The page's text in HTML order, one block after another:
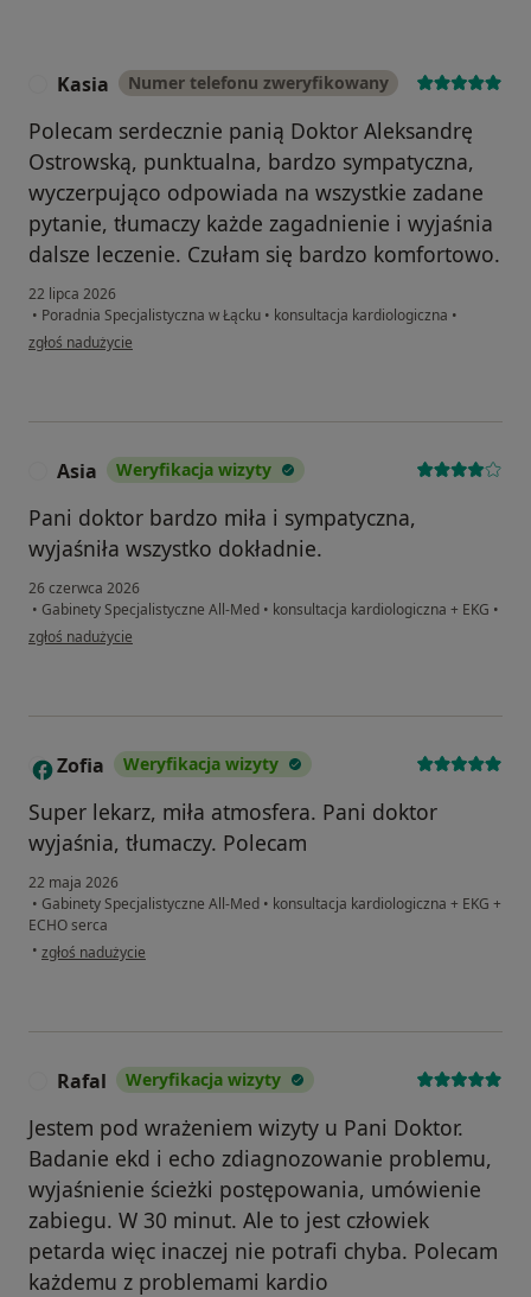
Kasia Numer telefonu zweryfikowany
Polecam serdecznie panią Doktor Aleksandrę
Ostrowską, punktualna, bardzo sympatyczna,
wyczerpująco odpowiada na wszystkie zadane
pytanie, tłumaczy każde zagadnienie i wyjaśnia
dalsze leczenie. Czułam się bardzo komfortowo.
22 lipca 2026
• Poradnia Specjalistyczna w Łącku • konsultacja kardiologiczna •
w opinii użytkownika Kasia
zgłoś nadużycie
Asia Weryfikacja wizyty
Pani doktor bardzo miła i sympatyczna,
wyjaśniła wszystko dokładnie.
26 czerwca 2026
• Gabinety Specjalistyczne All-Med • konsultacja kardiologiczna + EKG •
w opinii użytkownika Asia
zgłoś nadużycie
Z Zofia Weryfikacja wizyty
Super lekarz, miła atmosfera. Pani doktor
wyjaśnia, tłumaczy. Polecam
22 maja 2026
• Gabinety Specjalistyczne All-Med • konsultacja kardiologiczna + EKG +
ECHO serca
• w opinii użytkownika Zofia
zgłoś nadużycie
Rafal Weryfikacja wizyty
Jestem pod wrażeniem wizyty u Pani Doktor.
Badanie ekd i echo zdiagnozowanie problemu,
wyjaśnienie ścieżki postępowania, umówienie
zabiegu. W 30 minut. Ale to jest człowiek
petarda więc inaczej nie potrafi chyba. Polecam
każdemu z problemami kardio